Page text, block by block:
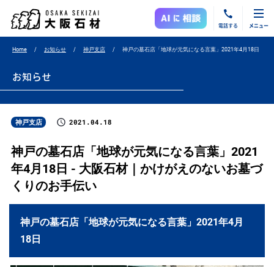
電話する メニュー
Home お知らせ 神戸支店 神戸の墓石店「地球が元気になる言葉」2021年4月18日
お知らせ
神戸支店 2021.04.18
神戸の墓石店「地球が元気になる言葉」2021
年4月18日 - 大阪石材｜かけがえのないお墓づ
くりのお手伝い
神戸の墓石店「地球が元気になる言葉」2021年4月
18日